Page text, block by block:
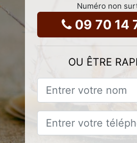
Numéro non
09 70 14
OU ÊTRE